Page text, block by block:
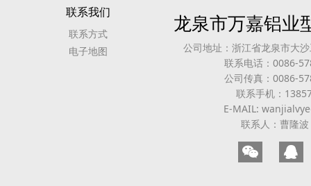
联系我们
联系方式
电子地图
龙泉市万嘉铝业
公司地址：浙江省龙泉市大
联系电话：0086-
公司传真：0086-
联系手机：
E-MAIL:
联系人：曹隆